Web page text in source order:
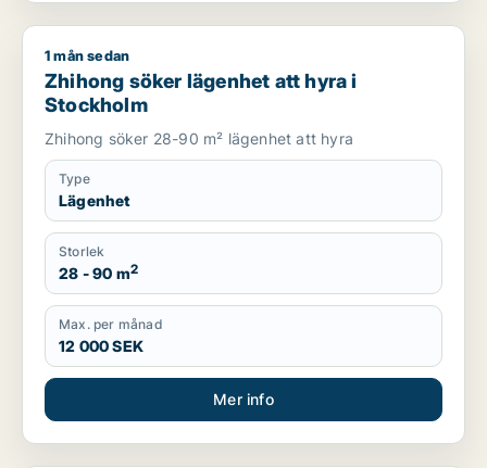
Zhihong söker lägenhet att hyra i Stockholm
1 mån sedan
Zhihong söker lägenhet att hyra i
Stockholm
Zhihong söker 28-90 m² lägenhet att hyra
Type
Lägenhet
Storlek
28 - 90 m2
Max. per månad
12 000 SEK
Mer info